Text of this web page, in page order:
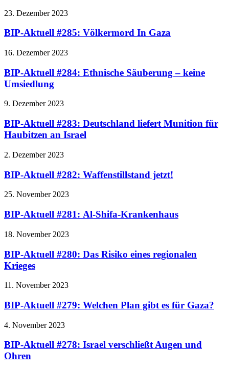
23. Dezember 2023
BIP-Aktuell #285: Völkermord In Gaza
16. Dezember 2023
BIP-Aktuell #284: Ethnische Säuberung – keine
Umsiedlung
9. Dezember 2023
BIP-Aktuell #283: Deutschland liefert Munition für
Haubitzen an Israel
2. Dezember 2023
BIP-Aktuell #282: Waffenstillstand jetzt!
25. November 2023
BIP-Aktuell #281: Al-Shifa-Krankenhaus
18. November 2023
BIP-Aktuell #280: Das Risiko eines regionalen
Krieges
11. November 2023
BIP-Aktuell #279: Welchen Plan gibt es für Gaza?
4. November 2023
BIP-Aktuell #278: Israel verschließt Augen und
Ohren